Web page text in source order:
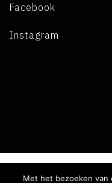
Facebook
Instagram
Met het bezoeken van